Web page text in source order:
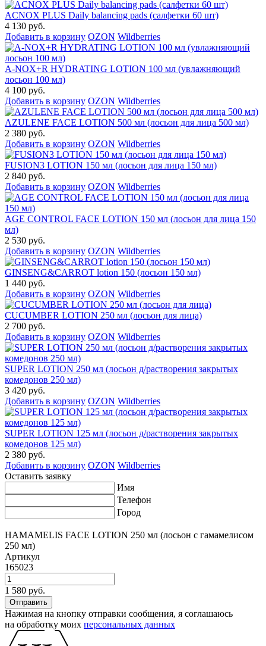
ACNOX PLUS Daily balancing pads (салфетки 60 шт)
4 130 руб.
Добавить в корзину OZON Wildberries
A-NOX+R HYDRATING LOTION 100 мл (увлажняющий
лосьон 100 мл)
4 100 руб.
Добавить в корзину OZON Wildberries
AZULENE FACE LOTION 500 мл (лосьон для лица 500 мл)
2 380 руб.
Добавить в корзину OZON Wildberries
FUSION3 LOTION 150 мл (лосьон для лица 150 мл)
2 840 руб.
Добавить в корзину OZON Wildberries
AGE CONTROL FACE LOTION 150 мл (лосьон для лица 150
мл)
2 530 руб.
Добавить в корзину OZON Wildberries
GINSENG&CARROT lotion 150 (лосьон 150 мл)
1 440 руб.
Добавить в корзину OZON Wildberries
CUCUMBER LOTION 250 мл (лосьон для лица)
2 700 руб.
Добавить в корзину OZON Wildberries
SUPER LOTION 250 мл (лосьон д/растворения закрытых
комедонов 250 мл)
3 420 руб.
Добавить в корзину OZON Wildberries
SUPER LOTION 125 мл (лосьон д/растворения закрытых
комедонов 125 мл)
2 380 руб.
Добавить в корзину OZON Wildberries
Оставить заявку
Имя
Телефон
Город
HAMAMELIS FACE LOTION 250 мл (лосьон с гамамелисом
250 мл)
Артикул
165023
1 580 руб.
Нажимая на кнопку отправки сообщения, я соглашаюсь
на обработку моих персональных данных